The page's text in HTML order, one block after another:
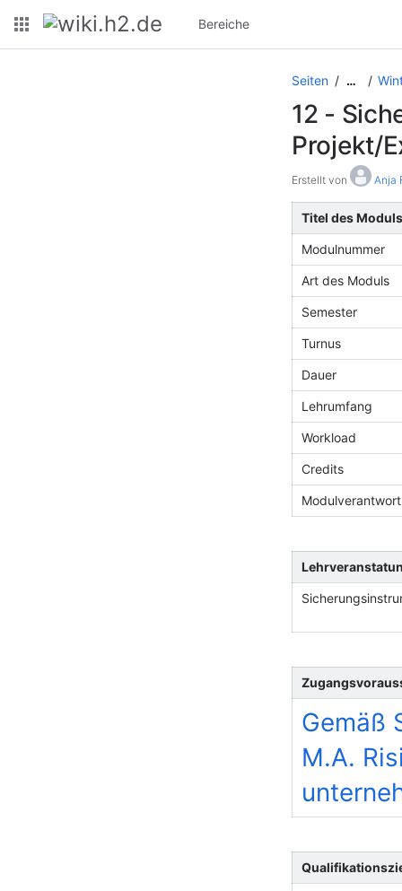
Bereiche
Seiten …
12 -
Projekt/
Erstellt von Anja
Titel des Moduls
Modulnummer
Art des Moduls
Semester
Turnus
Dauer
Lehrumfang
Workload
Credits
Gemäß
M.A.